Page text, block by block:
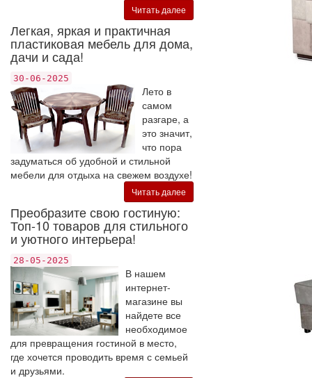
Читать далее
Легкая, яркая и практичная
пластиковая мебель для дома,
дачи и сада!
30-06-2025
Лето в
самом
разгаре, а
это значит,
что пора
задуматься об удобной и стильной
мебели для отдыха на свежем воздухе!
Читать далее
Преобразите свою гостиную:
Топ-10 товаров для стильного
и уютного интерьера!
28-05-2025
В нашем
интернет-
магазине вы
найдете все
необходимое
для превращения гостиной в место,
где хочется проводить время с семьей
и друзьями.